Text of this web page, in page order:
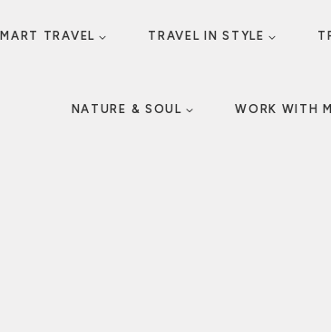
TRAVEL TRAVEL IN STYLE
NATURE & SOUL WORK WITH